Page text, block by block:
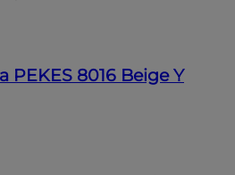
PEKES 8016 Beige Y